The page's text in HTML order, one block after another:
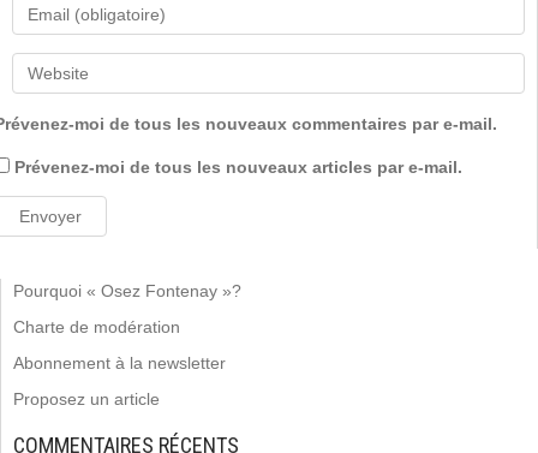
moi de tous les nouveaux commentaires par e-mail.
Prévenez-moi de tous les nouveaux articles par e-mail.
Pourquoi « Osez Fontenay »?
Charte de modération
Abonnement à la newsletter
Proposez un article
COMMENTAIRES RÉCENTS